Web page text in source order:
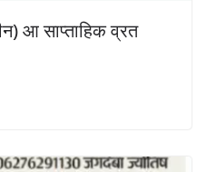
आ साप्ताहिक व्रत